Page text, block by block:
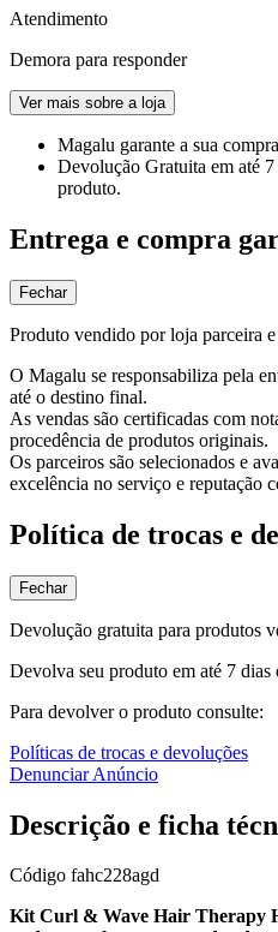
Atendimento
Demora para responder
Ver mais sobre a loja
Magalu garante a sua
Devolução Gratuita em até
produto.
Entrega e compra
Fechar
Produto vendido por loja parceira
O Magalu se responsabiliza pela
até o destino final.
As vendas são certificadas com
procedência de produtos originais.
Os parceiros são selecionados e
excelência no serviço e reputação
Política de trocas e
Fechar
Devolução gratuita para produtos
Devolva seu produto em até 7 dias
Para devolver o produto consulte:
Políticas de trocas e devoluções
Denunciar Anúncio
Descrição e ficha
Código fahc228agd
Kit Curl & Wave Hair Therapy